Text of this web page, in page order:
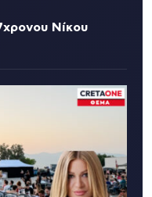
Νίκου